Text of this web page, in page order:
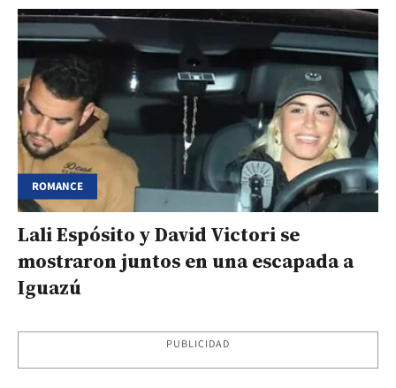
ROMANCE
Lali Espósito y David Victori se
mostraron juntos en una escapada a
Iguazú
PUBLICIDAD